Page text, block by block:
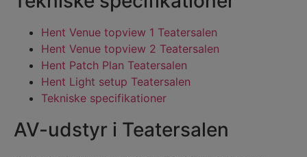
Hent Venue topview 1 Teatersalen
Hent Venue topview 2 Teatersalen
Hent Patch Plan Teatersalen
Hent Light setup Teatersalen
Tekniske specifikationer
AV-udstyr i Teatersalen